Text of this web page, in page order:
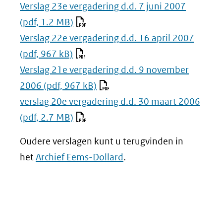
Verslag 23e vergadering d.d. 7 juni 2007
(pdf, 1.2 MB)
Verslag 22e vergadering d.d. 16 april 2007
(pdf, 967 kB)
Verslag 21e vergadering d.d. 9 november
2006 (pdf, 967 kB)
verslag 20e vergadering d.d. 30 maart 2006
(pdf, 2.7 MB)
Oudere verslagen kunt u terugvinden in
hetArchief Eems-Dollard.